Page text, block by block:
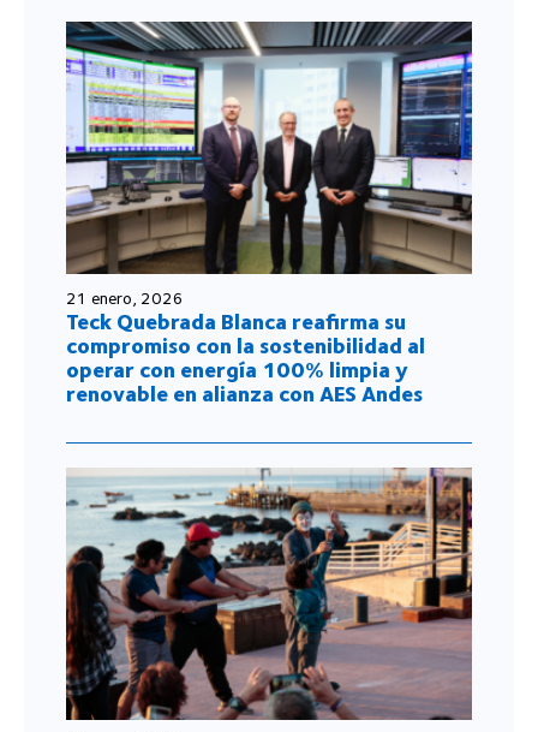
21 enero, 2026
Teck Quebrada Blanca reafirma su
compromiso con la sostenibilidad al
operar con energía 100% limpia y
renovable en alianza con AES Andes